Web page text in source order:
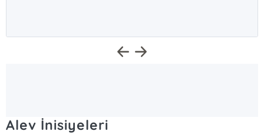
Alev İnisiyeleri